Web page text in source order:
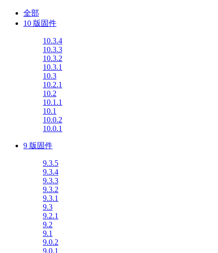
全部
10 版固件
10.3.4
10.3.3
10.3.2
10.3.1
10.3
10.2.1
10.2
10.1.1
10.1
10.0.2
10.0.1
9 版固件
9.3.5
9.3.4
9.3.3
9.3.2
9.3.1
9.3
9.2.1
9.2
9.1
9.0.2
9.0.1